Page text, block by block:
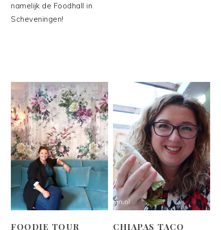
namelijk de Foodhall in
Scheveningen!
FOODIE TOUR
CHIAPAS TACO